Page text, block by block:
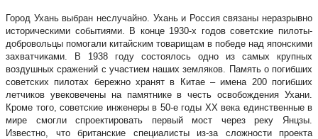
Город Ухань выбран неслучайно. Ухань и Россия связаны неразрывно
историческими событиями. В конце 1930-х годов советские пилоты-
добровольцы помогали китайским товарищам в победе над японскими
захватчиками. В 1938 году состоялось одно из самых крупных
воздушных сражений с участием наших земляков. Память о погибших
советских пилотах бережно хранят в Китае – имена 200 погибших
летчиков увековечены на памятнике в честь освобождения Ухани.
Кроме того, советские инженеры в 50-е годы XX века единственные в
мире смогли спроектировать первый мост через реку Янцзы.
Известно, что британские специалисты из-за сложности проекта